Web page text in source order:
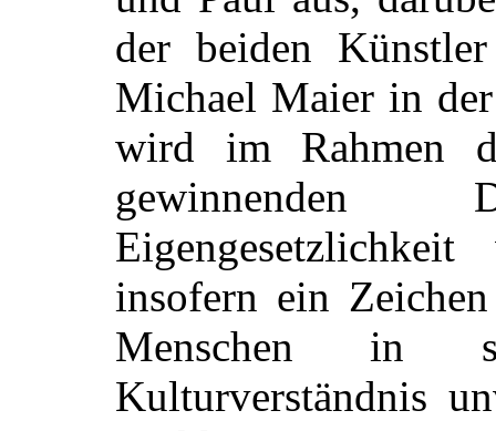
der beiden
Michael Maier in
wird im Rahmen
insofern ein
Menschen in
Kulturverständnis